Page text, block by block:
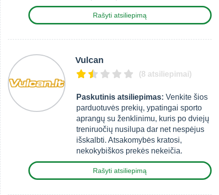
Rašyti atsiliepimą
Vulcan
(8 atsiliepimai)
Paskutinis atsiliepimas: Venkite šios
parduotuvės prekių, ypatingai sporto
aprangų su ženklinimu, kuris po dviejų
treniruočių nusilupa dar net nespėjus
išskalbti. Atsakomybės kratosi,
nekokybiškos prekės nekeičia.
Rašyti atsiliepimą